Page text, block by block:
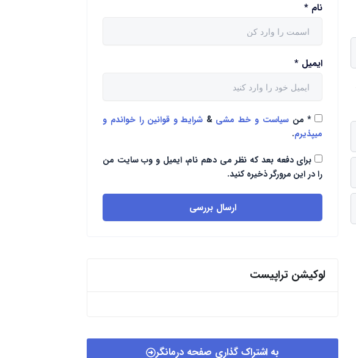
نام *
ایمیل *
*من سیاست و خط مشی &شرایط و قوانین را خواندم و
میپذیرم.
برای دفعه بعد که نظر می دهم نام، ایمیل و وب سایت من
را در این مرورگر ذخیره کنید.
ارسال بررسی
لوکیشن تراپیست
به اشتراک گذاری صفحه درمانگر